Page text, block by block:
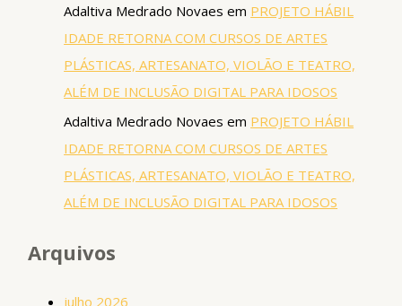
Adaltiva Medrado Novaes em PROJETO HÁBIL
IDADE RETORNA COM CURSOS DE ARTES
PLÁSTICAS, ARTESANATO, VIOLÃO E TEATRO,
ALÉM DE INCLUSÃO DIGITAL PARA IDOSOS
Adaltiva Medrado Novaes em PROJETO HÁBIL
IDADE RETORNA COM CURSOS DE ARTES
PLÁSTICAS, ARTESANATO, VIOLÃO E TEATRO,
ALÉM DE INCLUSÃO DIGITAL PARA IDOSOS
Arquivos
julho 2026